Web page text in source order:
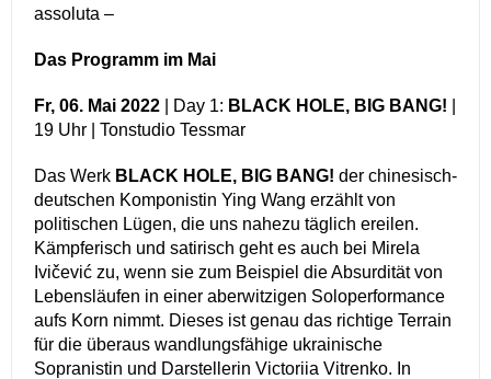
assoluta –
Das Programm im Mai
Fr, 06. Mai 2022 | Day 1: BLACK HOLE, BIG BANG!
19 Uhr | Tonstudio Tessmar
Das Werk BLACK HOLE, BIG BANG! der chinesisch-
deutschen Komponistin Ying Wang erzählt von
politischen Lügen, die uns nahezu täglich ereilen.
Kämpferisch und satirisch geht es auch bei Mirela
Ivičević zu, wenn sie zum Beispiel die Absurdität von
Lebensläufen in einer aberwitzigen Soloperformance
aufs Korn nimmt. Dieses ist genau das richtige Terrain
für die überaus wandlungsfähige ukrainische
Sopranistin und Darstellerin Victoriia Vitrenko. In